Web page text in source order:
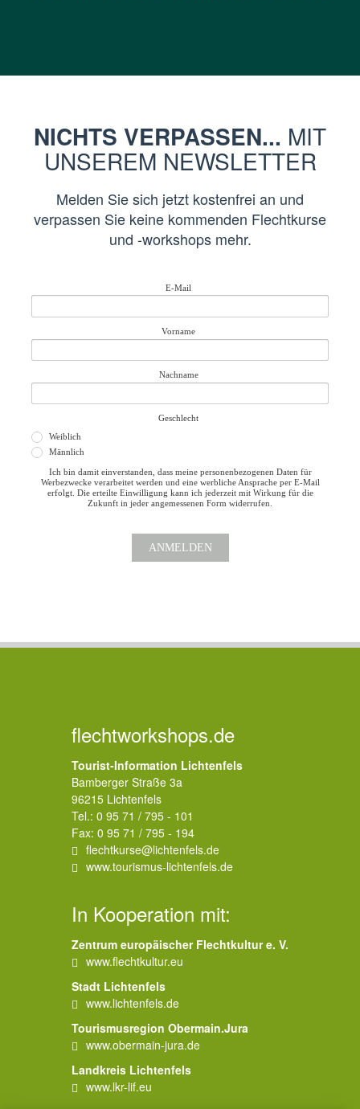
NICHTS VERPASSEN... MIT
UNSEREM NEWSLETTER
Melden Sie sich jetzt kostenfrei an und
verpassen Sie keine kommenden Flechtkurse
und -workshops mehr.
E-Mail
Vorname
Nachname
Geschlecht
Weiblich
Männlich
Ich bin damit einverstanden, dass meine personenbezogenen Daten für
Werbezwecke verarbeitet werden und eine werbliche Ansprache per E-Mail
erfolgt. Die erteilte Einwilligung kann ich jederzeit mit Wirkung für die
Zukunft in jeder angemessenen Form widerrufen.
ANMELDEN
flechtworkshops.de
Tourist-Information Lichtenfels
Bamberger Straße 3a
96215 Lichtenfels
Tel.: 0 95 71 / 795 - 101
Fax: 0 95 71 / 795 - 194
flechtkurse@lichtenfels.de
www.tourismus-lichtenfels.de
In Kooperation mit:
Zentrum europäischer Flechtkultur e. V.
www.flechtkultur.eu
Stadt Lichtenfels
www.lichtenfels.de
Tourismusregion Obermain.Jura
www.obermain-jura.de
Landkreis Lichtenfels
www.lkr-lif.eu